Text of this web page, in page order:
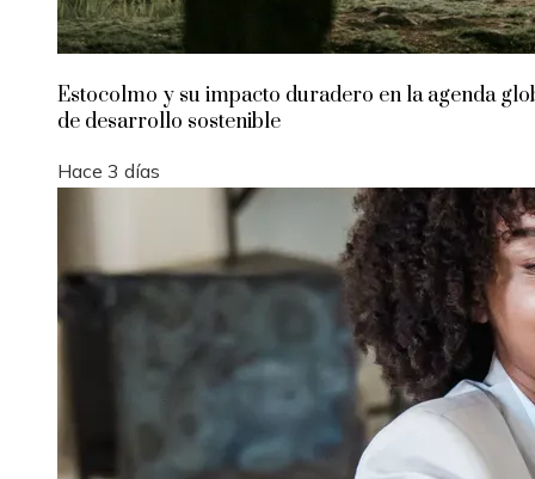
Estocolmo y su impacto duradero en la agenda
de desarrollo sostenible
Hace 3 días